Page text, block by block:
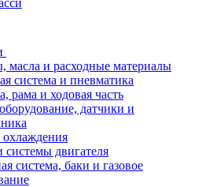
масла и расходные материалы
система и пневматика
рама и ходовая часть
датчики и
системы двигателя
система, баки и газовое